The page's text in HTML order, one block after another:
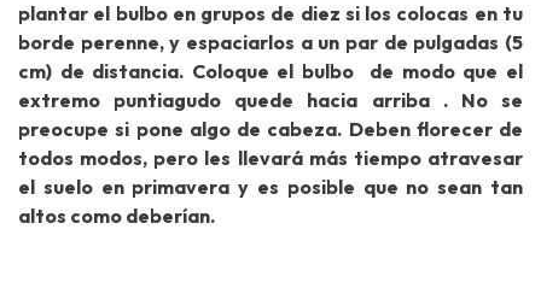
plantar el bulbo en grupos de diez si los colocas en tu
borde perenne, y espaciarlos a un par de pulgadas (5
cm) de distancia. Coloque el bulbo de modo que el
extremo puntiagudo quede hacia arriba . No se
preocupe si pone algo de cabeza. Deben florecer de
todos modos, pero les llevará más tiempo atravesar
el suelo en primavera y es posible que no sean tan
altos como deberían.